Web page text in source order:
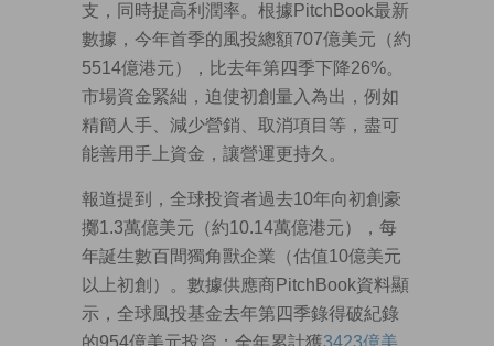
支，同時提高利潤率。根據PitchBook最新
數據，今年首季的風投總額707億美元（約
5514億港元），比去年第四季下降26%。
市場資金緊絀，迫使初創量入為出，例如
精簡人手、減少營銷、取消項目等，盡可
能善用手上資金，讓營運更持久。
報道提到，全球投資者過去10年向初創豪
擲1.3萬億美元（約10.14萬億港元），每
年誕生數百間獨角獸企業（估值10億美元
以上初創）。數據供應商PitchBook資料顯
示，全球風投基金去年第四季錄得破紀錄
的954億美元投資；全年累計獲3423億美